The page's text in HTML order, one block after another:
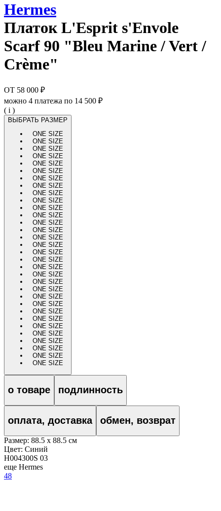
Hermes
Платок L'Esprit s'Envole
Scarf 90 "Bleu Marine / Vert /
Crème"
ОТ 58 000 ₽
можно 4 платежа по 14 500 ₽
( i )
ВЫБРАТЬ РАЗМЕР
ONE SIZE
ONE SIZE
ONE SIZE
ONE SIZE
ONE SIZE
ONE SIZE
ONE SIZE
ONE SIZE
ONE SIZE
ONE SIZE
ONE SIZE
ONE SIZE
ONE SIZE
ONE SIZE
ONE SIZE
ONE SIZE
ONE SIZE
ONE SIZE
ONE SIZE
ONE SIZE
ONE SIZE
ONE SIZE
ONE SIZE
ONE SIZE
ONE SIZE
ONE SIZE
ONE SIZE
ONE SIZE
ONE SIZE
ONE SIZE
ONE SIZE
ONE SIZE
о товаре подлинность
оплата, доставка обмен, возврат
Размер: 88.5 x 88.5 см
Цвет: Синий
H004300S 03
еще Hermes
48